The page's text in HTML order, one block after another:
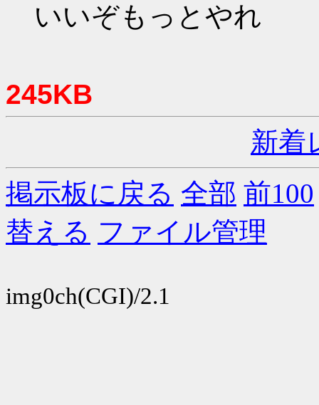
いいぞもっとやれ
245KB
新着
掲示板に戻る 全部 前100
替える ファイル管理
img0ch(CGI)/2.1